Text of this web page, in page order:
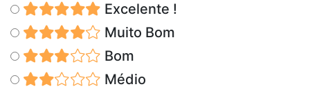
Excelente !
Muito Bom
Bom
Médio